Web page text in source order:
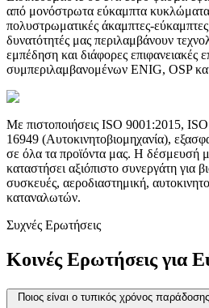
από μονόστρωτα εύκαμπτα
πολυστρωματικές άκαμπτες-
δυνατότητές μας περιλαμβάνουν
εμπέδηση και διάφορες επιφανειακές
συμπεριλαμβανομένων ENIG, OSP
Με πιστοποιήσεις ISO 9001:2015,
16949 (Αυτοκινητοβιομηχανία),
σε όλα τα προϊόντα μας. Η δέσμευσή
καταστήσει αξιόπιστο συνεργάτη για
συσκευές, αεροδιαστημική,
καταναλωτών.
Συχνές Ερωτήσεις
Κοινές Ερωτήσεις για
Ποιος είναι ο τυπικός χρόνος